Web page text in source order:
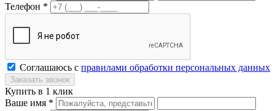
Телефон *
Соглашаюсь с правилами обработки персональных данных
Купить в 1 клик
Ваше имя *